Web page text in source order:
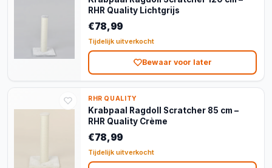
RHR Quality Lichtgrijs
€78,99
Tijdelijk uitverkocht
Bewaar voor later
RHR QUALITY
Krabpaal Ragdoll Scratcher 85 cm –
RHR Quality Crème
€78,99
Tijdelijk uitverkocht